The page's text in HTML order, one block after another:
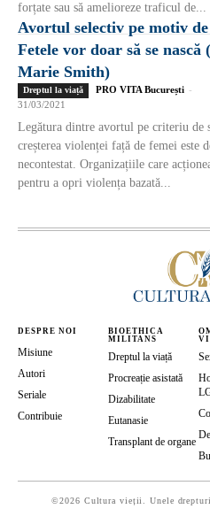
forțate sau să amelioreze traficul de...
Avortul selectiv pe motiv de
Fetele vor doar să se nască
Marie Smith)
Dreptul la viață PRO VITA București -
31/03/2021
Legătura dintre avortul pe criteriu de
creșterea violenței față de femei este
necontestat. Organizațiile care
pentru a opri violența bazată...
DESPRE NOI
Misiune
Autori
Seriale
Contribuie
BIOETHICA
MILITANS
Dreptul la viață
Procreație asistată
Dizabilitate
Eutanasie
Transplant de organe
©2026 Cultura vieții. Unele drepturi